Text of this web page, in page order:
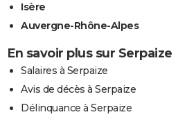
Isère
Auvergne-Rhône-Alpes
En savoir plus sur Serpaize
Salaires à Serpaize
Avis de décès à Serpaize
Délinquance à Serpaize